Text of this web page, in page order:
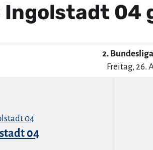
Ingolstadt 04
2.
Freitag, 26.
04